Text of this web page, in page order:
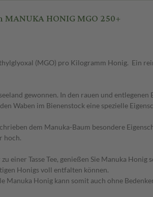
HONIG MGO 250+
(MGO) pro Kilogramm Honig. Ein
gewonnen. In den rauen und
Waben im Bienenstock eine spezielle
dem Manuka-Baum besondere
hoch.
einer Tasse Tee, genießen Sie Manuka
Honigs voll entfalten können.
Honig kann somit auch ohne